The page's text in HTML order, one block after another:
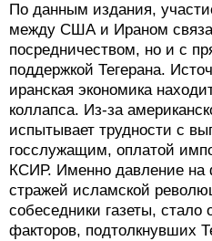
По данным издания,
между США и Ираном
посредничеством, но и с
поддержкой Тегерана.
иранская экономика
коллапса. Из-за
испытывает трудности с
госслужащим, оплатой
КСИР. Именно давление на
стражей исламской
собеседники газеты,
факторов, подтолкнувших